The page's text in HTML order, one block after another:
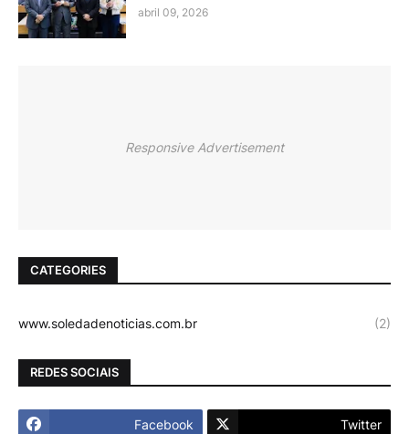
abril 09, 2026
Responsive Advertisement
CATEGORIES
www.soledadenoticias.com.br (2)
REDES SOCIAIS
Facebook Twitter